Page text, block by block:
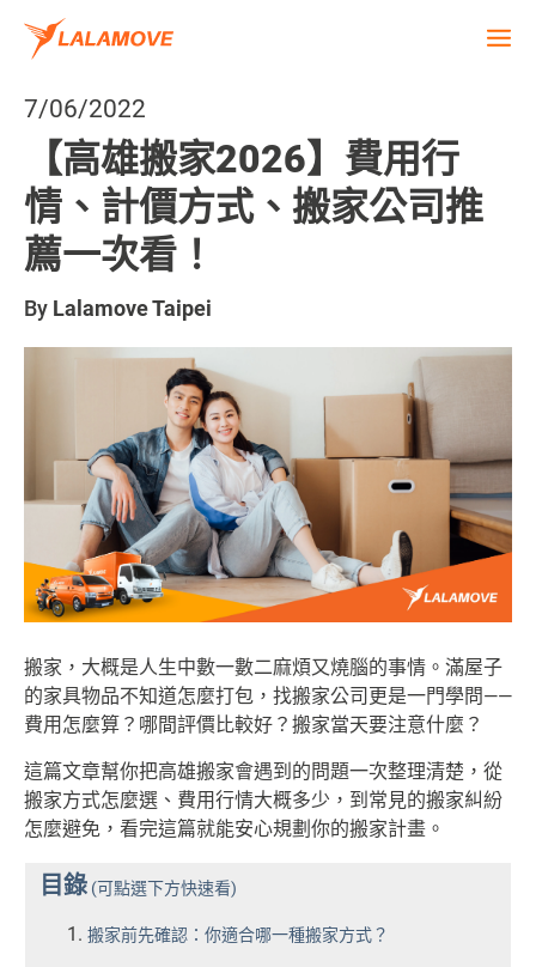
7/06/2022
【高雄搬家2026】費用行
情、計價方式、搬家公司推
薦一次看！
By Lalamove Taipei
搬家，大概是人生中數一數二麻煩又燒腦的事情。滿屋子
的家具物品不知道怎麼打包，找搬家公司更是一門學問——
費用怎麼算？哪間評價比較好？搬家當天要注意什麼？
這篇文章幫你把高雄搬家會遇到的問題一次整理清楚，從
搬家方式怎麼選、費用行情大概多少，到常見的搬家糾紛
怎麼避免，看完這篇就能安心規劃你的搬家計畫。
目錄 (可點選下方快速看)
搬家前先確認：你適合哪一種搬家方式？